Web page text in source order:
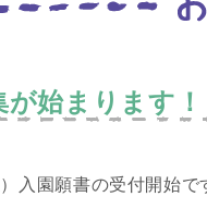
が始まります
入園願書の受付開始で